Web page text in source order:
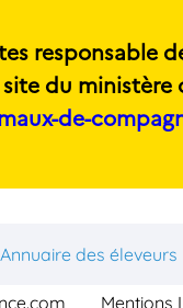
du
de-
Annuaire des éleveurs
Mentions